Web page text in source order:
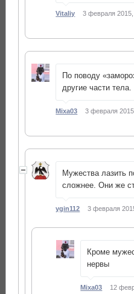
Vitaliy 3 февраля 2015,
По поводу
другие части тела.
Mixa03 3 февраля
Мужества лазить
сложнее. Они же
ygin112 3 февраля
Кроме
нервы
Mixa03 12